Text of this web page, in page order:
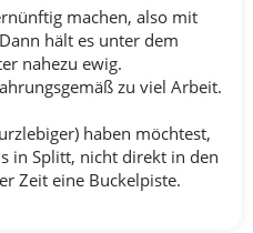
machen, also mit
hält es unter dem
nahezu ewig.
zu viel Arbeit.
haben möchtest,
in Splitt, nicht direkt in den
Zeit eine Buckelpiste.